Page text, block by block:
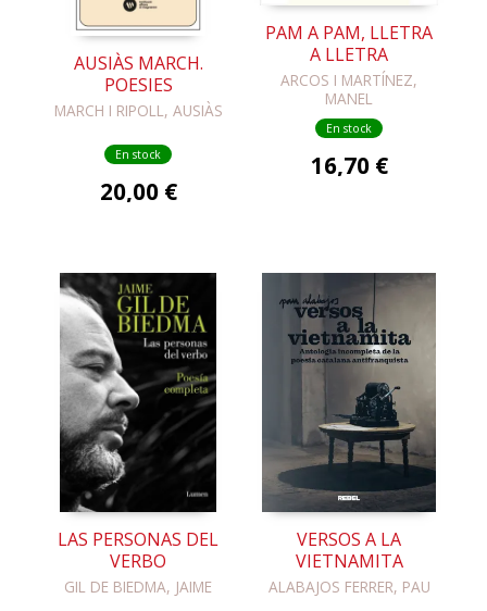
AUSIÀS MARCH.
POESIES
MARCH I RIPOLL, AUSIÀS
En stock
20,00 €
PAM A PAM, LLETRA
A LLETRA
ARCOS I MARTÍNEZ,
MANEL
En stock
16,70 €
LAS PERSONAS DEL
VERBO
GIL DE BIEDMA, JAIME
VERSOS A LA
VIETNAMITA
ALABAJOS FERRER, PAU